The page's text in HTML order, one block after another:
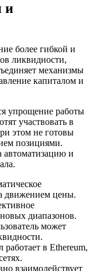
и
более гибкой и
ликвидности,
механизмы
капиталом и
упрощение работы
участвовать в
этом не готовы
позициями.
автоматизацию и
движением цены.
диапазонов.
может
работает в Ethereum,
взаимодействует